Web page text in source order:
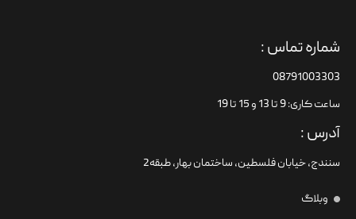
شماره تماس :
08791003303
ساعت کاری: 9 تا 13 و 15 تا 19
آدرس :
سنندج، خیابان فلسطین،‌ ساختمان بهار، طبقه2
وبلاگ